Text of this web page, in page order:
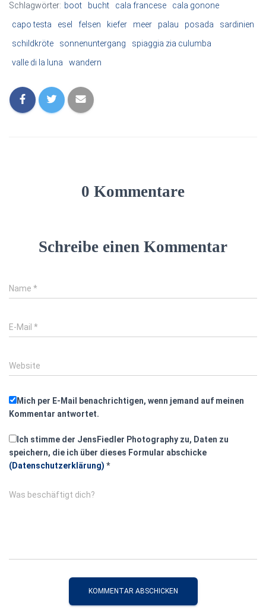
Schlagwörter: boot bucht cala francese
cala gonone
capo testa
esel felsen kiefer meer palau posada
sardinien
schildkröte
sonnenuntergang
spiaggia zia culumba
valle di la luna
wandern
0 Kommentare
Schreibe einen Kommentar
Name *
E-Mail *
Website
Mich per E-Mail benachrichtigen, wenn jemand auf meinen
Kommentar antwortet.
Ich stimme der JensFiedler Photography zu, Daten zu
speichern, die ich über dieses Formular abschicke
(Datenschutzerklärung) *
Was beschäftigt dich?